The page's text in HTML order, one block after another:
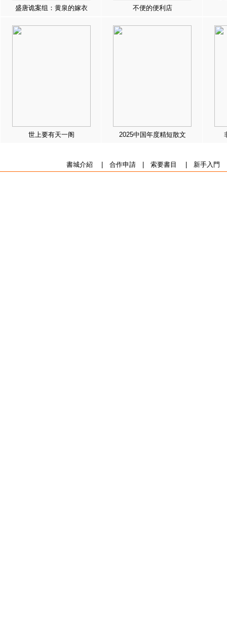
盛唐诡案组：黄泉的嫁衣 不便的便利店
世上要有天一阁 2025中国年度精短散文
書城介紹 合作申請| 索要書目 新手入門